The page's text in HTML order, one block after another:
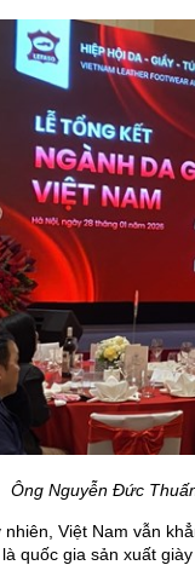
Ông Nguyễn Đức
nhiên, Việt Nam vẫn
quốc gia sản xuất